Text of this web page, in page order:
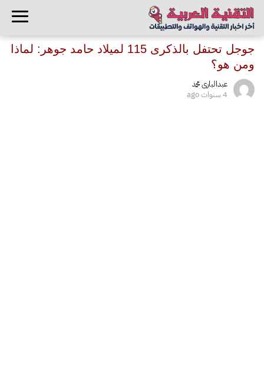
جوجل تحتفل بالذكرى 115 لميلاد حامد جوهر: لماذا
ومن هو؟
عبدالبارى محمد
4 سنوات ago